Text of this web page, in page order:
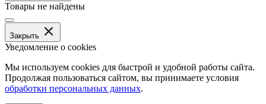
Товары не найдены
Закрыть
Уведомление о cookies
Мы используем cookies для быстрой и удобной работы сайта.
Продолжая пользоваться сайтом, вы принимаете условия
обработки персональных данных.